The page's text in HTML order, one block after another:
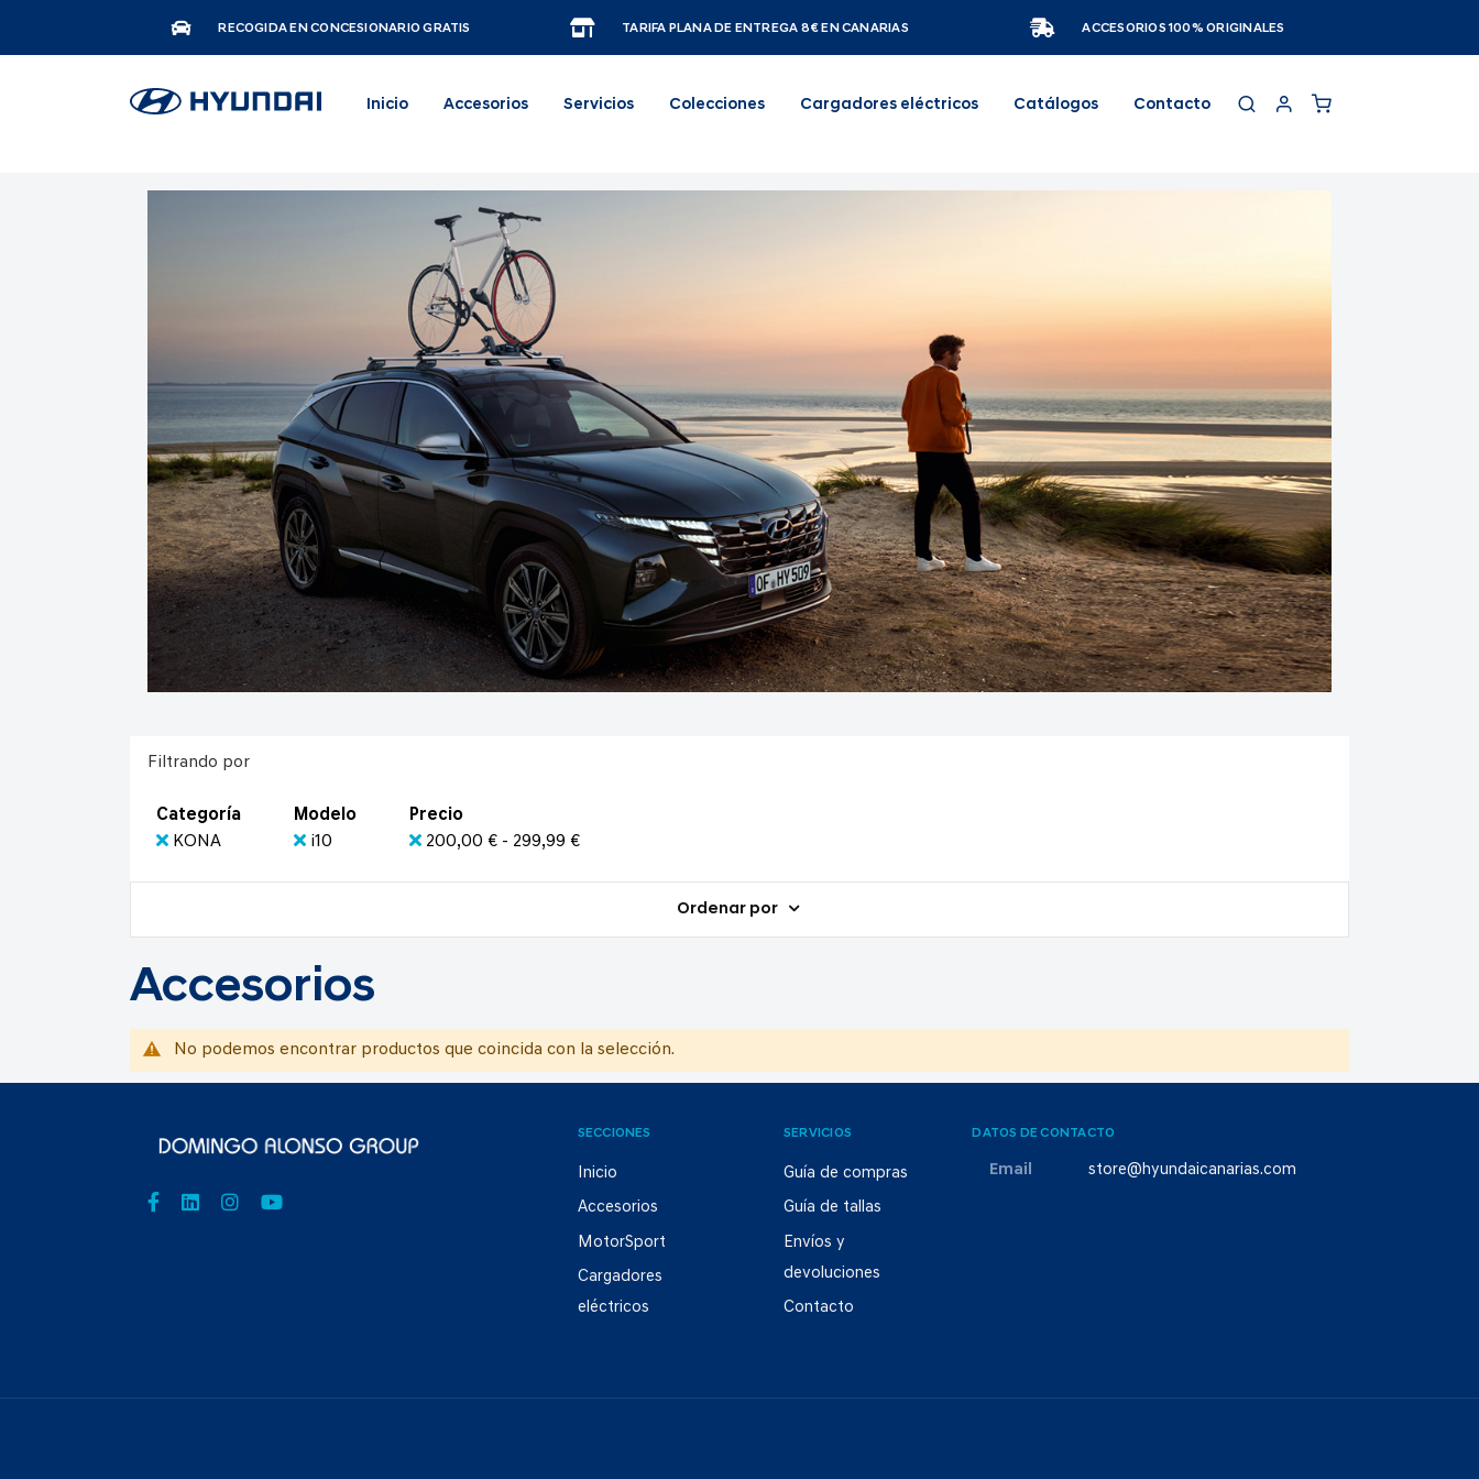
RECOGIDA EN CONCESIONARIO GRATIS TARIFA PLANA DE ENTREGA 8€ EN CANARIAS ACCESORIOS 100% ORIGINALES
Inicio Accesorios Servicios Colecciones Cargadores eléctricos Catálogos Contacto
Filtrando por
Categoría
KONA
Modelo
i10
Precio
200,00 € - 299,99 €
Ordenar por
Accesorios
No podemos encontrar productos que coincida con la selección.
SECCIONES
Inicio
Accesorios
MotorSport
Cargadores
eléctricos
SERVICIOS
Guía de compras
Guía de tallas
Envíos y
devoluciones
Contacto
DATOS DE CONTACTO
Email store@hyundaicanarias.com